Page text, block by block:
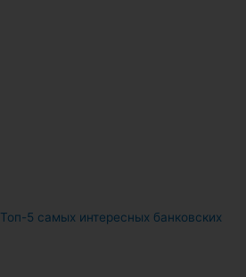
Топ-5 самых интересных банковских